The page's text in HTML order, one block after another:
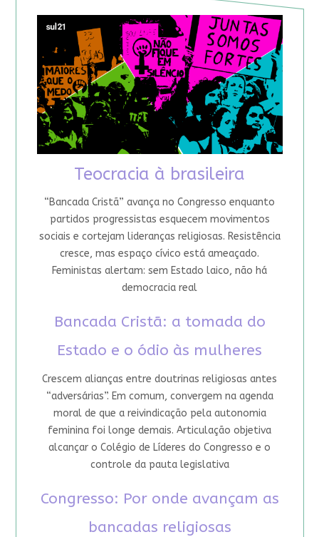
Teocracia à brasileira
“Bancada Cristã” avança no Congresso enquanto
partidos progressistas esquecem movimentos
sociais e cortejam lideranças religiosas. Resistência
cresce, mas espaço cívico está ameaçado.
Feministas alertam: sem Estado laico, não há
democracia real
Bancada Cristã: a tomada do
Estado e o ódio às mulheres
Crescem alianças entre doutrinas religiosas antes
“adversárias”. Em comum, convergem na agenda
moral de que a reivindicação pela autonomia
feminina foi longe demais. Articulação objetiva
alcançar o Colégio de Líderes do Congresso e o
controle da pauta legislativa
Congresso: Por onde avançam as
bancadas religiosas